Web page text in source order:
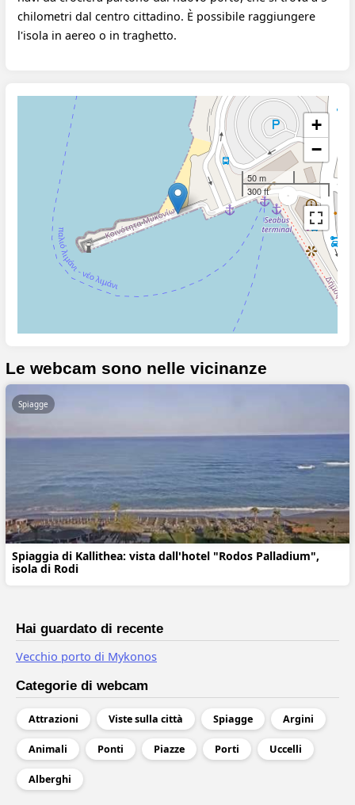
chilometri dal centro cittadino. È possibile raggiungere
l'isola in aereo o in traghetto.
+
−
50 m
300 ft
Le webcam sono nelle vicinanze
Spiaggia di Kallithea: vista dall'hotel "Rodos Palladium",
isola di Rodi
Spiagge
Hai guardato di recente
Vecchio porto di Mykonos
Categorie di webcam
Attrazioni Viste sulla città Spiagge Argini
Animali Ponti Piazze Porti Uccelli
Alberghi